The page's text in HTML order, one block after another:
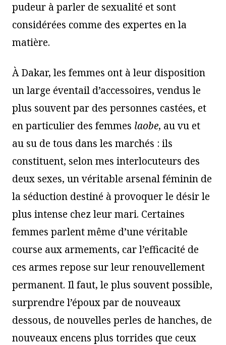
pudeur à parler de sexualité et sont
considérées comme des expertes en la
matière.
À Dakar, les femmes ont à leur disposition
un large éventail d’accessoires, vendus le
plus souvent par des personnes castées, et
en particulier des femmes laobe, au vu et
au su de tous dans les marchés : ils
constituent, selon mes interlocuteurs des
deux sexes, un véritable arsenal féminin de
la séduction destiné à provoquer le désir le
plus intense chez leur mari. Certaines
femmes parlent même d’une véritable
course aux armements, car l’efficacité de
ces armes repose sur leur renouvellement
permanent. Il faut, le plus souvent possible,
surprendre l’époux par de nouveaux
dessous, de nouvelles perles de hanches, de
nouveaux encens plus torrides que ceux